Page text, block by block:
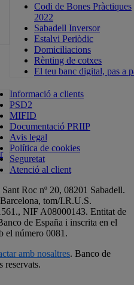
Codi de Bones Pràctiques
2022
Sabadell Inversor
Estalvi Periòdic
Domiciliacions
Rènting de cotxes
El teu banc digital, pas a
Informació a clients
PSD2
MIFID
Documentació PRIIP
Avis legal
Política de cookies
Seguretat
Atenció al client
Roc nº 20, 08201 Sabadell.
tom/I.R.U.S.
NIF A08000143. Entitat de
de España i inscrita en el
el número 0081.
amb nosaltres. Banco de
reservats.